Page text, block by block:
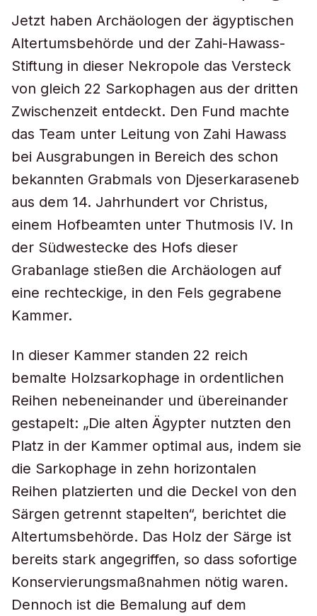
Jetzt haben Archäologen der ägyptischen
Altertumsbehörde und der Zahi-Hawass-
Stiftung in dieser Nekropole das Versteck
von gleich 22 Sarkophagen aus der dritten
Zwischenzeit entdeckt. Den Fund machte
das Team unter Leitung von Zahi Hawass
bei Ausgrabungen in Bereich des schon
bekannten Grabmals von Djeserkaraseneb
aus dem 14. Jahrhundert vor Christus,
einem Hofbeamten unter Thutmosis IV. In
der Südwestecke des Hofs dieser
Grabanlage stießen die Archäologen auf
eine rechteckige, in den Fels gegrabene
Kammer.
In dieser Kammer standen 22 reich
bemalte Holzsarkophage in ordentlichen
Reihen nebeneinander und übereinander
gestapelt: „Die alten Ägypter nutzten den
Platz in der Kammer optimal aus, indem sie
die Sarkophage in zehn horizontalen
Reihen platzierten und die Deckel von den
Särgen getrennt stapelten“, berichtet die
Altertumsbehörde. Das Holz der Särge ist
bereits stark angegriffen, so dass sofortige
Konservierungsmaßnahmen nötig waren.
Dennoch ist die Bemalung auf dem